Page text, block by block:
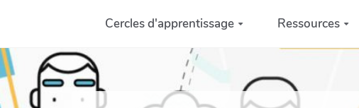
Aller au contenu principalCercles d'apprentissage Ressources